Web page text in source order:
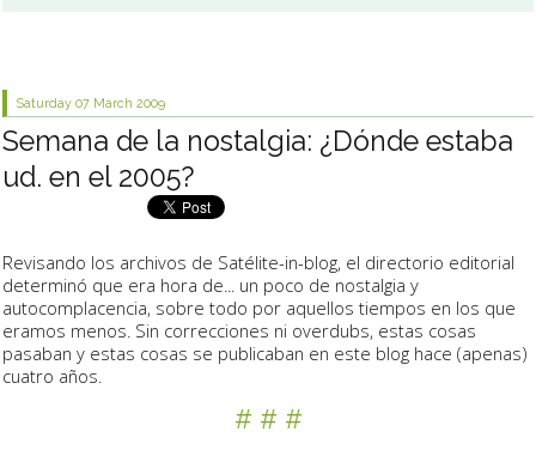
Saturday 07 March 2009
Semana de la nostalgia: ¿Dónde estaba
ud. en el 2005?
Revisando los archivos de Satélite-in-blog, el directorio editorial
determinó que era hora de... un poco de nostalgia y
autocomplacencia, sobre todo por aquellos tiempos en los que
eramos menos. Sin correcciones ni overdubs, estas cosas
pasaban y estas cosas se publicaban en este blog hace (apenas)
cuatro años.
# # #